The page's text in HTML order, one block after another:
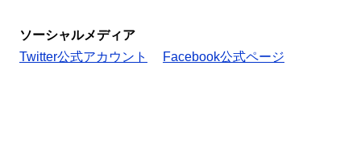
ソーシャルメディア
Twitter公式アカウント
Facebook公式ページ